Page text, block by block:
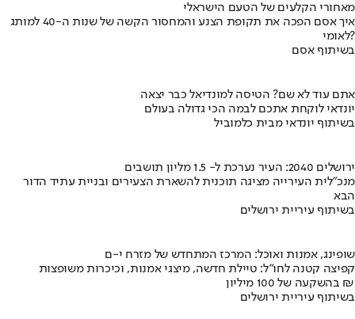
מאחורי הקלעים של הטעם הישראלי
איך אסם הפכה את תקופת הצנע והמחסור הקשה של שנות ה-40 למותג
לאומי?
בשיתוף אסם
אתם עוד לא שם? הטיסה למונדיאל כבר יצאה
יונדאי לוקחת אתכם לבמה הכי גדולה בעולם
בשיתוף יונדאי מבית כלמוביל
ירושלים 2040: העיר נערכת ל- 1.5 מליון תושבים
מנכ"לית העירייה מציגה תוכנית להשארת הצעירים ובניית עתיד הדור
הבא
בשיתוף עיריית ירושלים
שופינג, אמנות ואוכל: המרכז המתחדש של מזרח י-ם
קפיצה קטנה לחו"ל: טיילת חדשה, מיצגי אמנות, וכיכרות משופצות
בהשקעה של 100 מיליון ₪
בשיתוף עיריית ירושלים